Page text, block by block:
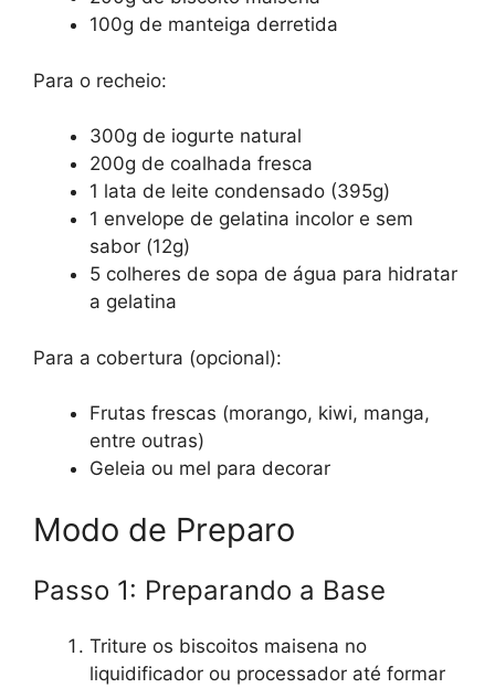
100g de manteiga derretida
Para o recheio:
300g de iogurte natural
200g de coalhada fresca
1 lata de leite condensado (395g)
1 envelope de gelatina incolor e sem
sabor (12g)
5 colheres de sopa de água para hidratar
a gelatina
Para a cobertura (opcional):
Frutas frescas (morango, kiwi, manga,
entre outras)
Geleia ou mel para decorar
Modo de Preparo
Passo 1: Preparando a Base
Triture os biscoitos maisena no
liquidificador ou processador até formar